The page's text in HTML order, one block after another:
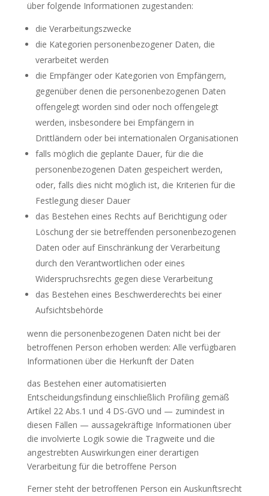
über folgende Informationen zugestanden:
die Verarbeitungszwecke
die Kategorien personenbezogener Daten, die
verarbeitet werden
die Empfänger oder Kategorien von Empfängern,
gegenüber denen die personenbezogenen Daten
offengelegt worden sind oder noch offengelegt
werden, insbesondere bei Empfängern in
Drittländern oder bei internationalen Organisationen
falls möglich die geplante Dauer, für die die
personenbezogenen Daten gespeichert werden,
oder, falls dies nicht möglich ist, die Kriterien für die
Festlegung dieser Dauer
das Bestehen eines Rechts auf Berichtigung oder
Löschung der sie betreffenden personenbezogenen
Daten oder auf Einschränkung der Verarbeitung
durch den Verantwortlichen oder eines
Widerspruchsrechts gegen diese Verarbeitung
das Bestehen eines Beschwerderechts bei einer
Aufsichtsbehörde
wenn die personenbezogenen Daten nicht bei der
betroffenen Person erhoben werden: Alle verfügbaren
Informationen über die Herkunft der Daten
das Bestehen einer automatisierten
Entscheidungsfindung einschließlich Profiling gemäß
Artikel 22 Abs.1 und 4 DS-GVO und — zumindest in
diesen Fällen — aussagekräftige Informationen über
die involvierte Logik sowie die Tragweite und die
angestrebten Auswirkungen einer derartigen
Verarbeitung für die betroffene Person
Ferner steht der betroffenen Person ein Auskunftsrecht